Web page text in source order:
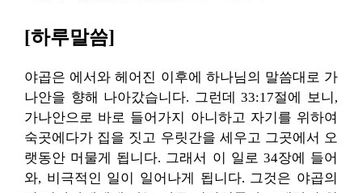
[하루말씀]
야곱은 에서와 헤어진 이후에 하나님의 말씀대로 가
나안을 향해 나아갔습니다. 그런데 33:17절에 보니,
가나안으로 바로 들어가지 아니하고 자기를 위하여
숙곳에다가 집을 짓고 우릿간을 세우고 그곳에서 오
랫동안 머물게 됩니다. 그래서 이 일로 34장에 들어
와, 비극적인 일이 일어나게 됩니다. 그것은 야곱의